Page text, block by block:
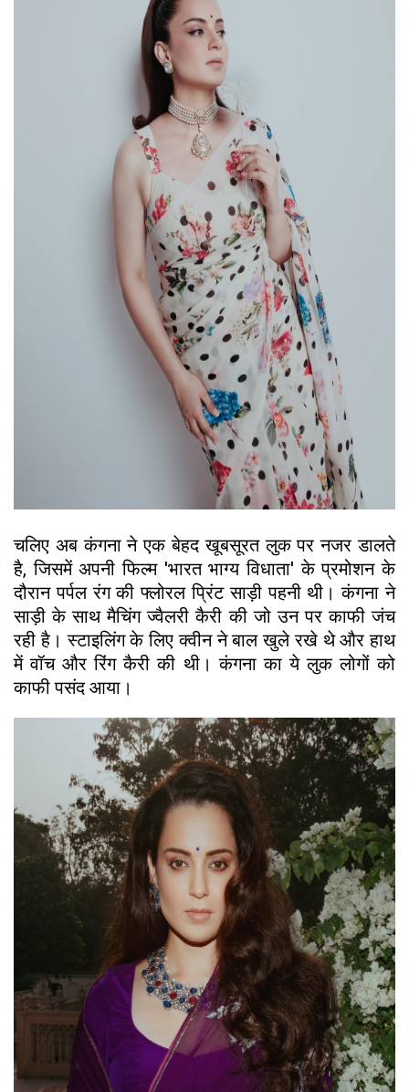
चलिए अब कंगना ने एक बेहद खूबसूरत लुक पर नजर डालते
है, जिसमें अपनी फिल्म 'भारत भाग्य विधाता' के प्रमोशन के
दौरान पर्पल रंग की फ्लोरल प्रिंट साड़ी पहनी थी। कंगना ने
साड़ी के साथ मैचिंग ज्वैलरी कैरी की जो उन पर काफी जंच
रही है। स्टाइलिंग के लिए क्वीन ने बाल खुले रखे थे और हाथ
में वॉच और रिंग कैरी की थी। कंगना का ये लुक लोगों को
काफी पसंद आया।